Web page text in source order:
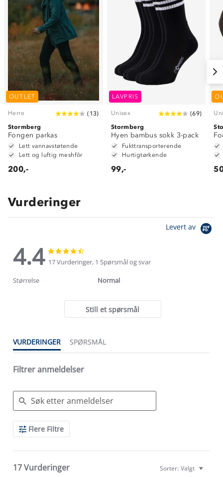
OUTLET
Herre ( 13)
Stormberg
Fongen parkas
Lett vannavstøtende
Lett og luftig meshfôr
200,-
LAVPRIS
Unisex (69)
Stormberg
Hyen bambus sokk 3-pack
Fukttransporterende
Hurtigtørkende
99,-
Vurderinger
Levert av
4.4
4.4
star
star
rating
17 Vurderinger, 1 Spørsmål og svar
Størrelse Normal
Still et spørsmål
VURDERINGER SPØRSMÅL
Filtrer anmeldelser
Search
ReviewsFlere Filtre
17 Vurderinger Sorter: Valgt